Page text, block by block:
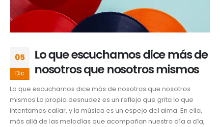
05
Dic
Lo que escuchamos dice más de
nosotros que nosotros mismos
Lo que escuchamos dice más de nosotros que nosotros
mismos La propia desnudez es un reflejo que grita lo que
intentamos callar, y la música es un espejo del alma. En ella,
más allá de las melodías que acompañan nuestro día a día,